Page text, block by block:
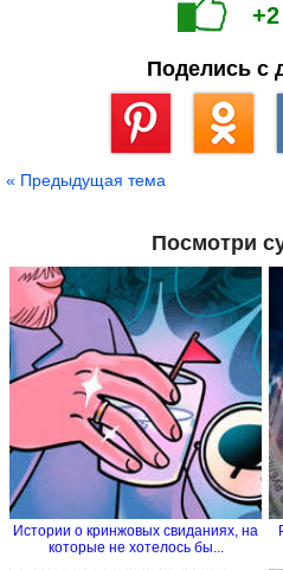
+2
Поделись с
« Предыдущая тема
Посмотри
Истории о кринжовых свиданиях, на
которые не хотелось бы...